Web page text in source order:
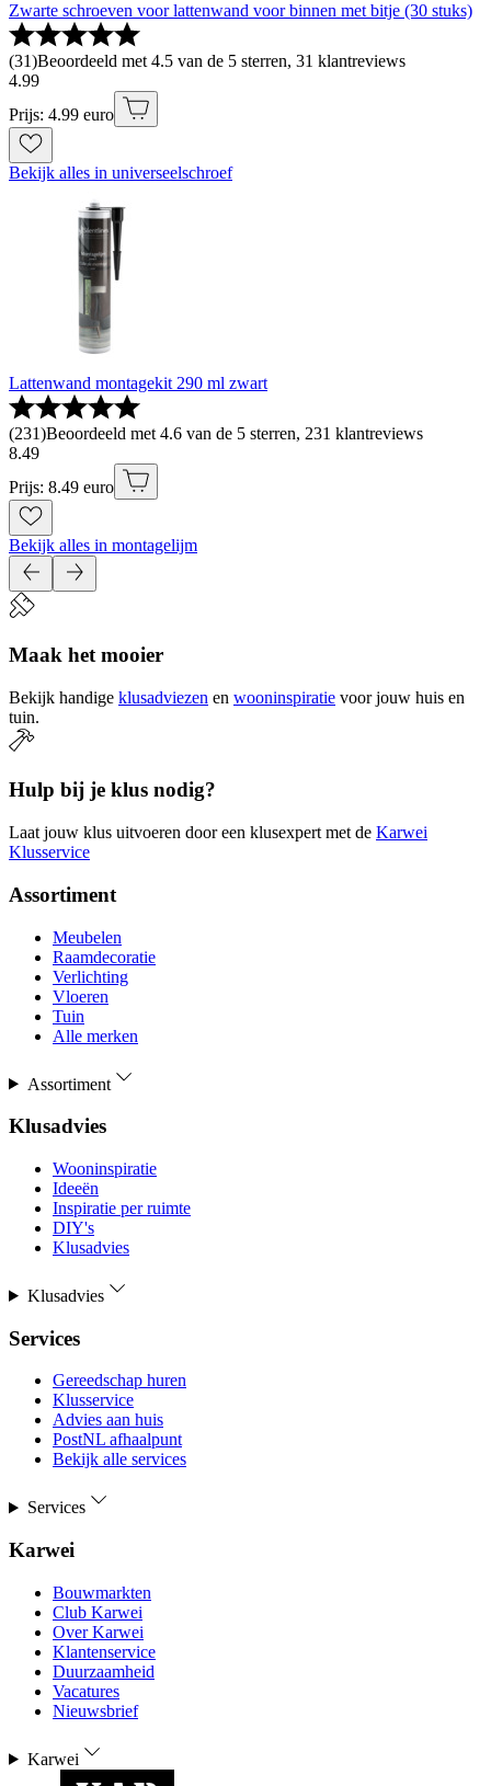
Zwarte schroeven voor lattenwand voor binnen met bitje (30 stuks)
(31)Beoordeeld met 4.5 van de 5 sterren, 31 klantreviews
4.99
Prijs: 4.99 euro
Bekijk alles in universeelschroef
Lattenwand montagekit 290 ml zwart
(231)Beoordeeld met 4.6 van de 5 sterren, 231 klantreviews
8.49
Prijs: 8.49 euro
Bekijk alles in montagelijm
Maak het mooier
Bekijk handige klusadviezen en wooninspiratie voor jouw huis en
tuin.
Hulp bij je klus nodig?
Laat jouw klus uitvoeren door een klusexpert met de Karwei
Klusservice
Assortiment
Meubelen
Raamdecoratie
Verlichting
Vloeren
Tuin
Alle merken
Assortiment
Klusadvies
Wooninspiratie
Ideeën
Inspiratie per ruimte
DIY's
Klusadvies
Klusadvies
Services
Gereedschap huren
Klusservice
Advies aan huis
PostNL afhaalpunt
Bekijk alle services
Services
Karwei
Bouwmarkten
Club Karwei
Over Karwei
Klantenservice
Duurzaamheid
Vacatures
Nieuwsbrief
Karwei